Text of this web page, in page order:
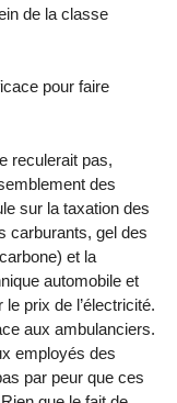
de la classe
pour faire
reculerait pas,
des
sur la taxation des
carburants, gel des
et la
automobile et
prix de l’électricité.
aux ambulanciers.
employés des
par peur que ces